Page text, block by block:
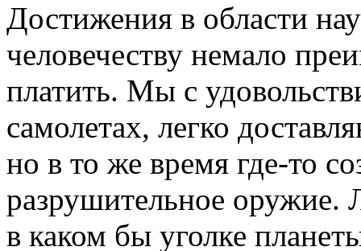
Достижения в области
человечеству немало
платить. Мы с
самолетах, легко
но в то же время где-то
разрушительное оружие.
в каком бы уголке